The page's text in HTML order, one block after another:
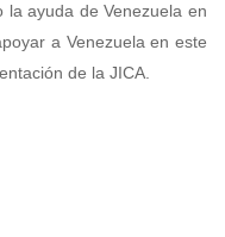
la ayuda de Venezuela en
a Venezuela en este
de la JICA.